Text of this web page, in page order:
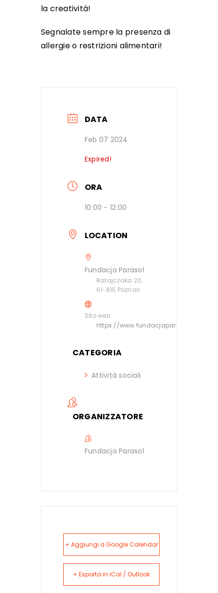
la creatività!
Segnalate sempre la presenza di
allergie o restrizioni alimentari!
DATA
Feb 07 2024
Expired!
ORA
10:00 - 12:00
LOCATION
Fundacja Parasol
Ratajczaka 20,
61-815 Poznań
Sito web
https://www.fundacjaparasol.com/
CATEGORIA
Attività sociali
ORGANIZZATORE
Fundacja Parasol
+ Aggiungi a Google Calendar
+ Esporta in iCal / Outlook